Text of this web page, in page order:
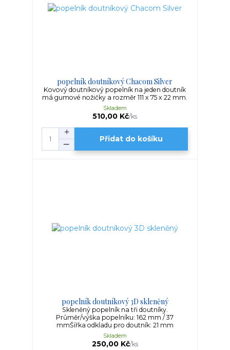
popelník doutníkový Chacom Silver
Kovový doutníkový popelník na jeden doutník
má gumové nožičky a rozměr 111 x 75 x 22 mm.
510,00 Kč/ks
Skladem
Přidat do košíku
popelník doutníkový 3D skleněný
Skleněný popelník na tři doutníky.
Průměr/výška popelníku: 162 mm / 37
mmŠířka odkladu pro doutník: 21 mm
250,00 Kč/ks
Skladem